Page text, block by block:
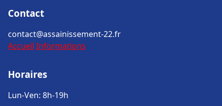
Contact
contact@assainissement-22.fr
Accueil Informations
Horaires
Lun-Ven: 8h-19h